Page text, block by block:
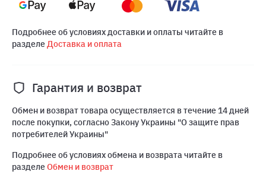
Подробнее об условиях доставки и оплаты читайте в
разделеДоставка и оплата
Гарантия и возврат
Обмен и возврат товара осуществляется в течение 14 дней
после покупки, согласно Закону Украины "О защите прав
потребителей Украины"
Подробнее об условиях обмена и возврата читайте в
разделеОбмен и возврат